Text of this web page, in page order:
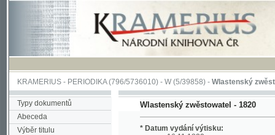
KRAMERIUS-PERIODIKA(796/5736010) -W(5/39858) -Wlastenský zwěstowatel
Typy dokumentů
Abeceda
Výběr titulu
Titul
Wlastenský zwěstowatel - 1820
* Datum vydání výtisku:
16.11.1820